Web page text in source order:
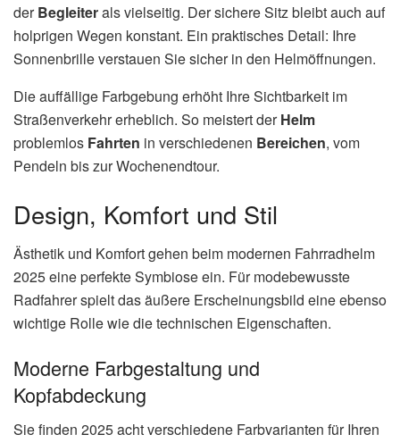
derBegleiterals vielseitig. Der sichere Sitz bleibt auch auf
holprigen Wegen konstant. Ein praktisches Detail: Ihre
Sonnenbrille verstauen Sie sicher in den Helmöffnungen.
Die auffällige Farbgebung erhöht Ihre Sichtbarkeit im
Straßenverkehr erheblich. So meistert derHelm
problemlos Fahrten in verschiedenen Bereichen, vom
Pendeln bis zur Wochenendtour.
Design, Komfort und Stil
Ästhetik und Komfort gehen beim modernen Fahrradhelm
2025 eine perfekte Symbiose ein. Für modebewusste
Radfahrer spielt das äußere Erscheinungsbild eine ebenso
wichtige Rolle wie die technischen Eigenschaften.
Moderne Farbgestaltung und
Kopfabdeckung
Sie finden 2025 acht verschiedene Farbvarianten für Ihren